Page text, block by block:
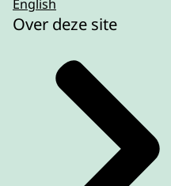
English
Over deze site